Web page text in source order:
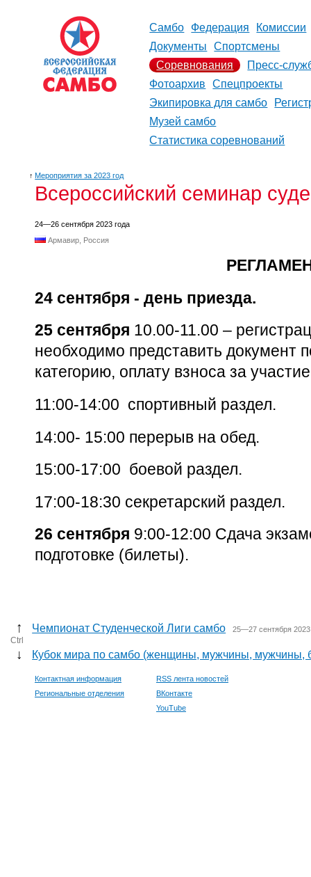
Самбо Федерация
Комиссии
Документы
Спортсмены
Соревнования
Пресс-
Фотоархив
Спецпроекты
Экипировка для самбо
Музей самбо
Статистика соревнований
↑ Мероприятия за 2023 год
Всероссийский семинар
24—26 сентября 2023 года
Армавир, Россия
24 сентября - день приезда.
25 сентября 10.00-11.00 –
необходимо представить документ
категорию, оплату взноса за
11:00-14:00 спортивный раздел.
14:00- 15:00 перерыв на обед.
15:00-17:00 боевой раздел.
17:00-18:30 секретарский раздел.
26 сентября 9:00-12:00 Сдача
подготовке (билеты).
↑ Чемпионат Студенческой Лиги самбо 25—27 сентября 2023
Ctrl
↓ Кубок мира по самбо (женщины, мужчины, мужчины,
Контактная информация
Региональные отделения
RSS лента новостей
ВКонтакте
YouTube